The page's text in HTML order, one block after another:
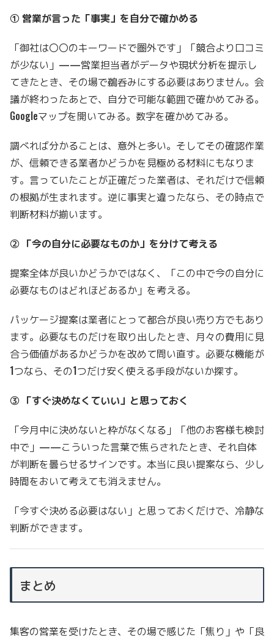
① 営業が言った「事実」を自分で確かめる
「御社は〇〇のキーワードで圏外です」「競合より口コミ
が少ない」——営業担当者がデータや現状分析を提示し
てきたとき、その場で鵜呑みにする必要はありません。会
議が終わったあとで、自分で可能な範囲で確かめてみる。
Googleマップを開いてみる。数字を確かめてみる。
調べれば分かることは、意外と多い。そしてその確認作業
が、信頼できる業者かどうかを見極める材料にもなりま
す。言っていたことが正確だった業者は、それだけで信頼
の根拠が生まれます。逆に事実と違ったなら、その時点で
判断材料が揃います。
② 「今の自分に必要なものか」を分けて考える
提案全体が良いかどうかではなく、「この中で今の自分に
必要なものはどれほどあるか」を考える。
パッケージ提案は業者にとって都合が良い売り方でもあり
ます。必要なものだけを取り出したとき、月々の費用に見
合う価値があるかどうかを改めて問い直す。必要な機能が
1つなら、その1つだけ安く使える手段がないか探す。
③ 「すぐ決めなくていい」と思っておく
「今月中に決めないと枠がなくなる」「他のお客様も検討
中で」——こういった言葉で焦らされたとき、それ自体
が判断を曇らせるサインです。本当に良い提案なら、少し
時間をおいて考えても消えません。
「今すぐ決める必要はない」と思っておくだけで、冷静な
判断ができます。
まとめ
集客の営業を受けたとき、その場で感じた「焦り」や「良